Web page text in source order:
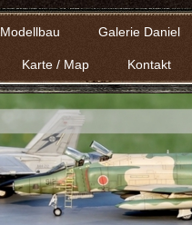
Modellbau Galerie Daniel
Karte / Map Kontakt